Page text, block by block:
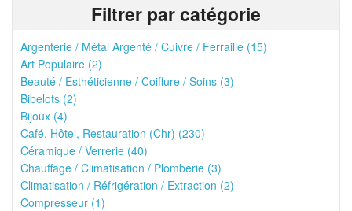
Filtrer par catégorie
Argenterie / Métal Argenté / Cuivre / Ferraille (15)
Art Populaire (2)
Beauté / Esthéticienne / Coiffure / Soins (3)
Bibelots (2)
Bijoux (4)
Café, Hôtel, Restauration (Chr) (230)
Céramique / Verrerie (40)
Chauffage / Climatisation / Plomberie (3)
Climatisation / Réfrigération / Extraction (2)
Compresseur (1)